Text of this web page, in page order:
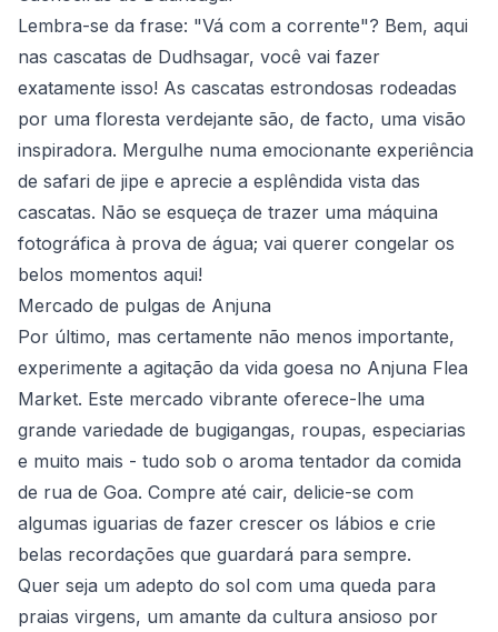
Lembra-se da frase: "Vá com a corrente"? Bem, aqui
nas cascatas de Dudhsagar, você vai fazer
exatamente isso! As cascatas estrondosas rodeadas
por uma floresta verdejante são, de facto, uma visão
inspiradora. Mergulhe numa emocionante experiência
de safari de jipe e aprecie a esplêndida vista das
cascatas. Não se esqueça de trazer uma máquina
fotográfica à prova de água; vai querer congelar os
belos momentos aqui!
Mercado de pulgas de Anjuna
Por último, mas certamente não menos importante,
experimente a agitação da vida goesa no Anjuna Flea
Market. Este mercado vibrante oferece-lhe uma
grande variedade de bugigangas, roupas, especiarias
e muito mais - tudo sob o aroma tentador da comida
de rua de Goa. Compre até cair, delicie-se com
algumas iguarias de fazer crescer os lábios e crie
belas recordações que guardará para sempre.
Quer seja um adepto do sol com uma queda para
praias virgens, um amante da cultura ansioso por